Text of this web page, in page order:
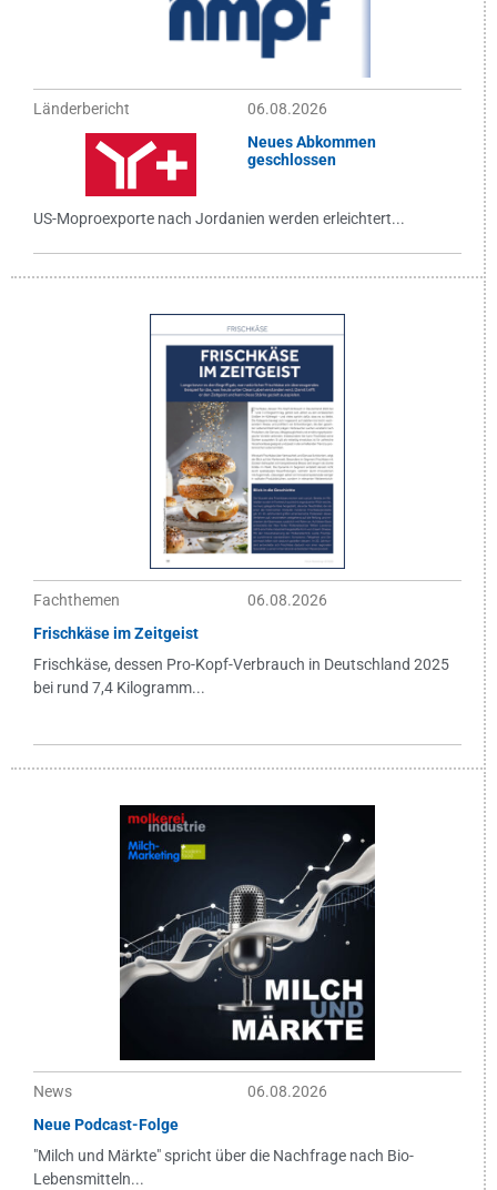
Länderbericht
06.08.2026
Neues Abkommen
geschlossen
US-Moproexporte nach Jordanien werden erleichtert...
Fachthemen
06.08.2026
Frischkäse im Zeitgeist
Frischkäse, dessen Pro-Kopf-Verbrauch in Deutschland 2025
bei rund 7,4 Kilogramm...
News
06.08.2026
Neue Podcast-Folge
"Milch und Märkte" spricht über die Nachfrage nach Bio-
Lebensmitteln...